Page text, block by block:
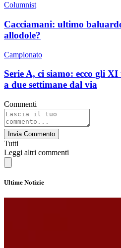
Columnist
Cacciamani: ultimo
allodole?
Campionato
Serie A, ci siamo: ecco gli
a due settimane dal via
Commenti
Invia Commento
Tutti
Leggi altri commenti
Ultime Notizie